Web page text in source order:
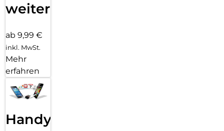
weiter
ab 9,99 €
inkl. MwSt.
Mehr
erfahren
Handy